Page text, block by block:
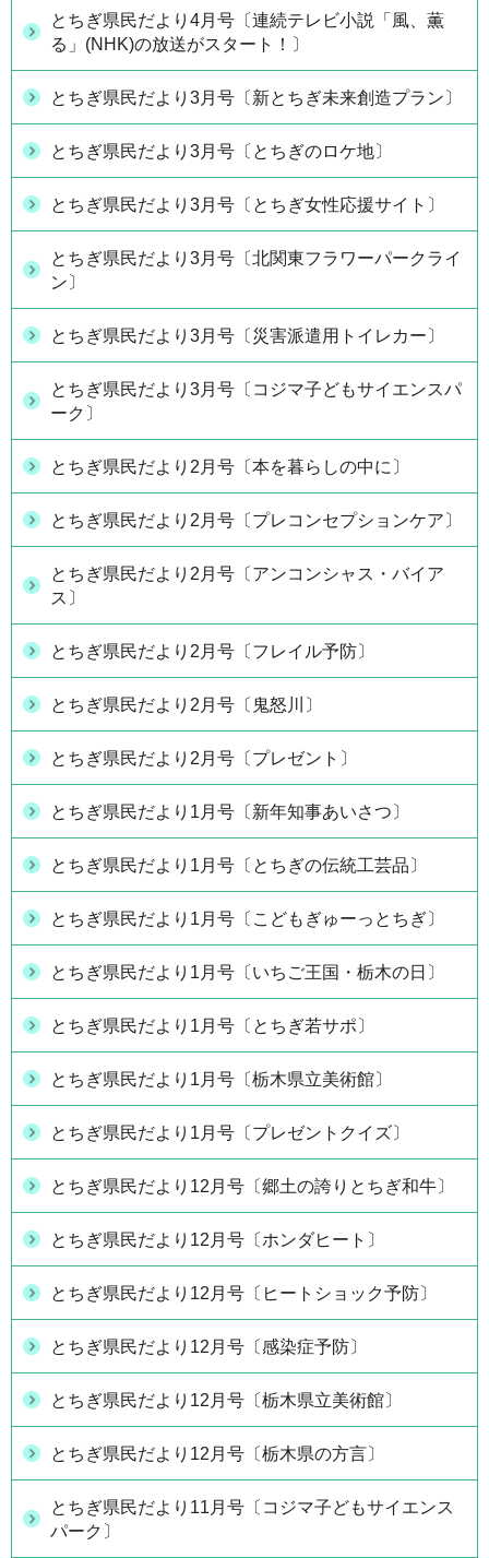
とちぎ県民だより4月号〔連続テレビ小説「風、薫
る」(NHK)の放送がスタート！〕
とちぎ県民だより3月号〔新とちぎ未来創造プラン〕
とちぎ県民だより3月号〔とちぎのロケ地〕
とちぎ県民だより3月号〔とちぎ女性応援サイト〕
とちぎ県民だより3月号〔北関東フラワーパークライ
ン〕
とちぎ県民だより3月号〔災害派遣用トイレカー〕
とちぎ県民だより3月号〔コジマ子どもサイエンスパ
ーク〕
とちぎ県民だより2月号〔本を暮らしの中に〕
とちぎ県民だより2月号〔プレコンセプションケア〕
とちぎ県民だより2月号〔アンコンシャス・バイア
ス〕
とちぎ県民だより2月号〔フレイル予防〕
とちぎ県民だより2月号〔鬼怒川〕
とちぎ県民だより2月号〔プレゼント〕
とちぎ県民だより1月号〔新年知事あいさつ〕
とちぎ県民だより1月号〔とちぎの伝統工芸品〕
とちぎ県民だより1月号〔こどもぎゅーっとちぎ〕
とちぎ県民だより1月号〔いちご王国・栃木の日〕
とちぎ県民だより1月号〔とちぎ若サポ〕
とちぎ県民だより1月号〔栃木県立美術館〕
とちぎ県民だより1月号〔プレゼントクイズ〕
とちぎ県民だより12月号〔郷土の誇りとちぎ和牛〕
とちぎ県民だより12月号〔ホンダヒート〕
とちぎ県民だより12月号〔ヒートショック予防〕
とちぎ県民だより12月号〔感染症予防〕
とちぎ県民だより12月号〔栃木県立美術館〕
とちぎ県民だより12月号〔栃木県の方言〕
とちぎ県民だより11月号〔コジマ子どもサイエンス
パーク〕